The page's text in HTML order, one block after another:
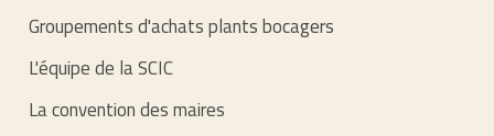
Groupements d'achats plants bocagers
L'équipe de la SCIC
La convention des maires